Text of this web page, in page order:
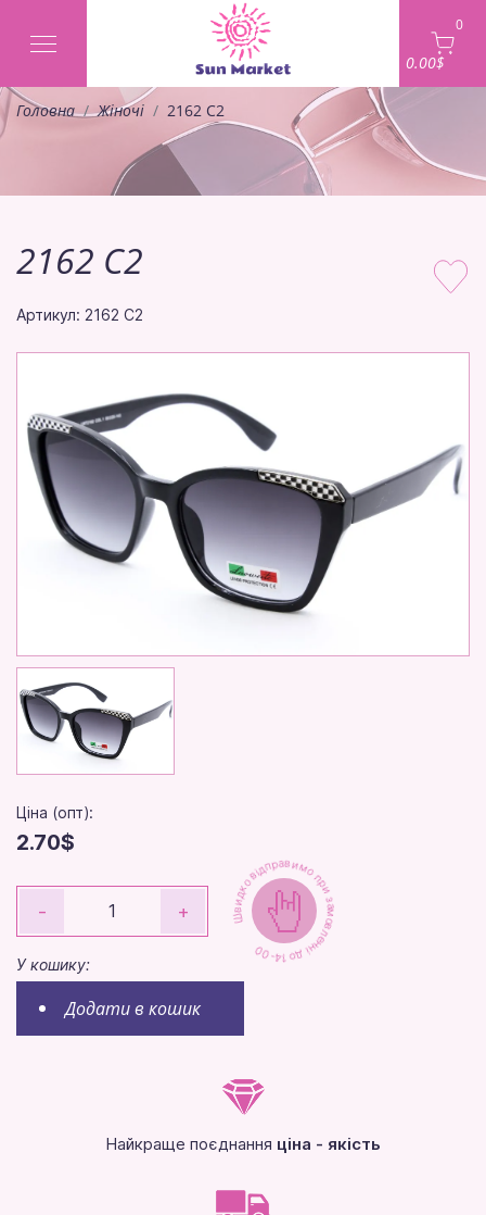
0
0.00$
Головна Жіночі 2162 C2
2162 C2
Артикул: 2162 C2
Ціна (опт):
2.70$
- +
У кошику:
Додати в кошик
Швидко відправимо при замовленні до 14-00
Найкраще поєднання ціна - якість